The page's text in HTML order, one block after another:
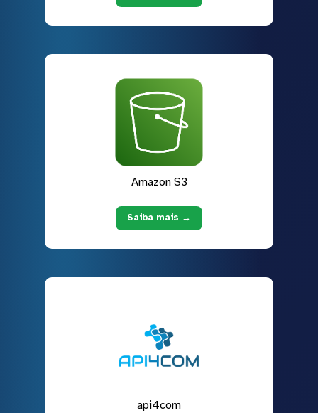
Amazon S3
Saiba mais →
api4com